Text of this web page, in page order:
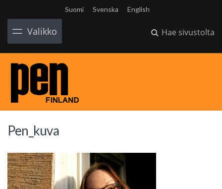
Suomi Svenska English
Valikko Hae sivustolta
Pen_kuva